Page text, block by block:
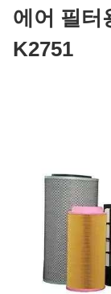
에어 필터
K2751